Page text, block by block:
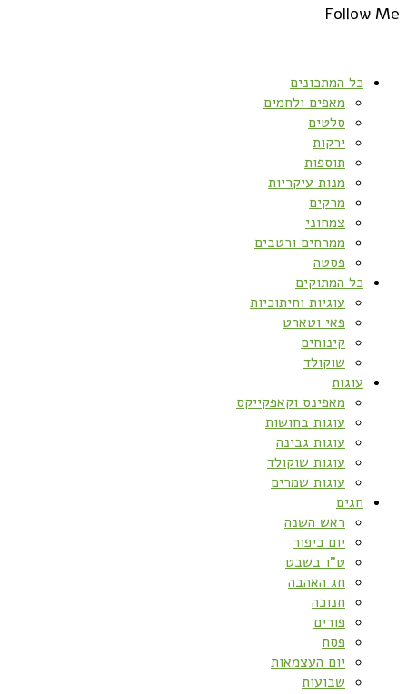
Follow Me
כל המתכונים
מאפים ולחמים
סלטים
ירקות
תוספות
מנות עיקריות
מרקים
צמחוני
ממרחים ורטבים
פסטה
כל המתוקים
עוגיות וחיתוכיות
פאי וטארט
קינוחים
שוקולד
עוגות
מאפינס וקאפקייקס
עוגות בחושות
עוגות גבינה
עוגות שוקולד
עוגות שמרים
חגים
ראש השנה
יום כיפור
ט”ו בשבט
חג האהבה
חנוכה
פורים
פסח
יום העצמאות
שבועות